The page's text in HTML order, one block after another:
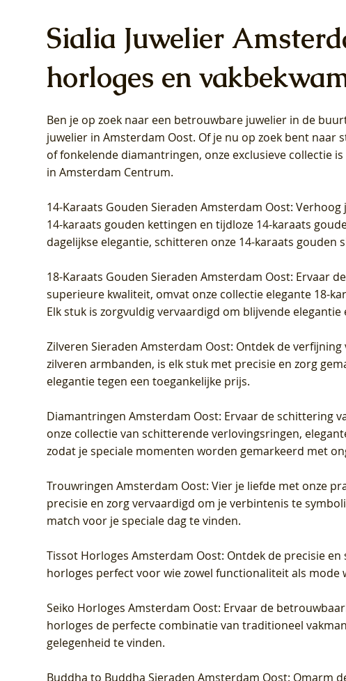
Blush Lab Diamonds Oorhangers
LG9006Y/S - Geelgoud (14k) met Lab
grown Diamant
Blush Lab
LG9007Y/S -
grown Diamant
Blush Lab Diamonds Collier LG3019Y
– Geelgoud (14k) met Lab grown
Diamant
Blush Lab
Geelgoud
Diamant
Blush Lab Diamonds Ring LG1031Y -
Geelgoud (14k) met Lab grown
Diamant
Blush Lab
Geelgoud
Diamant
Sialia Juwelier
horloges en
Ben je op zoek naar een betrouwbare juwelier in de
juwelier in Amsterdam Oost. Of je nu op zoek bent naar
of fonkelende diamantringen, onze exclusieve collectie
in Amsterdam Centrum.
14-Karaats Gouden Sieraden Amsterdam Oost: Verhoog
14-karaats gouden kettingen en tijdloze 14-karaats
dagelijkse elegantie, schitteren onze 14-karaats gouden
18-Karaats Gouden Sieraden Amsterdam Oost: Ervaar
superieure kwaliteit, omvat onze collectie elegante 18-
Elk stuk is zorgvuldig vervaardigd om blijvende elegantie
Zilveren Sieraden Amsterdam Oost: Ontdek de
zilveren armbanden, is elk stuk met precisie en zorg
elegantie tegen een toegankelijke prijs.
Diamantringen Amsterdam Oost: Ervaar de schittering
onze collectie van schitterende verlovingsringen,
zodat je speciale momenten worden gemarkeerd met
Trouwringen Amsterdam Oost: Vier je liefde met onze
precisie en zorg vervaardigd om je verbintenis te
match voor je speciale dag te vinden.
Tissot Horloges Amsterdam Oost: Ontdek de precisie
horloges perfect voor wie zowel functionaliteit als
Seiko Horloges Amsterdam Oost: Ervaar de
horloges de perfecte combinatie van traditioneel
gelegenheid te vinden.
Buddha to Buddha Sieraden Amsterdam Oost: Omarm